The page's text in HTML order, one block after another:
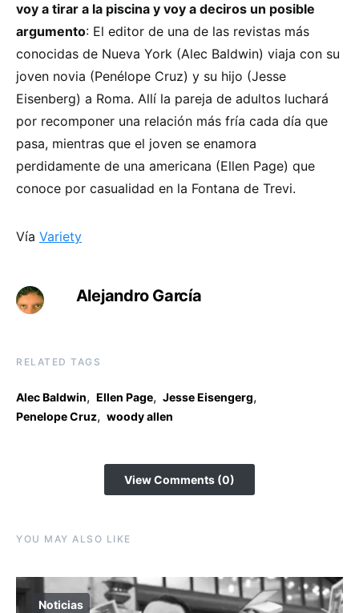
voy a tirar a la piscina y voy a deciros un posible
argumento: El editor de una de las revistas más
conocidas de Nueva York (Alec Baldwin) viaja con su
joven novia (Penélope Cruz) y su hijo (Jesse
Eisenberg) a Roma. Allí la pareja de adultos luchará
por recomponer una relación más fría cada día que
pasa, mientras que el joven se enamora
perdidamente de una americana (Ellen Page) que
conoce por casualidad en la Fontana de Trevi.
Vía Variety
Alejandro García
RELATED TAGS
Alec Baldwin, Ellen Page, Jesse Eisengerg,
Penelope Cruz, woody allen
View Comments (0)
YOU MAY ALSO LIKE
Noticias